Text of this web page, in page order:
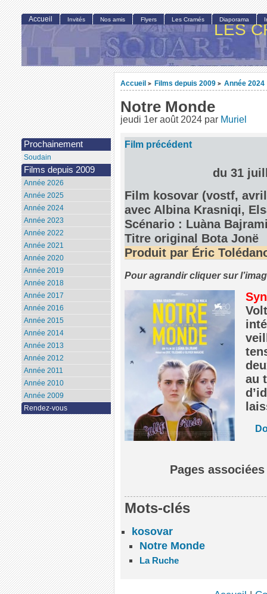
LES
Accueil > Films depuis 2009 > Année 2024
Notre Monde
jeudi 1er août 2024 par Muriel
Film précédent
du 31
Film kosovar (vostf,
avec Albina Krasniqi,
Scénario : Luàna
Titre original Bota Jonë
Produit par Éric
Pour agrandir cliquer sur
au
Pages
Mots-clés
kosovar
Notre Monde
La Ruche
Accueil Invités Nos amis Flyers Les Cramés Diaporama
Prochainement
Soudain
Films depuis 2009
Année 2026
Année 2025
Année 2024
Année 2023
Année 2022
Année 2021
Année 2020
Année 2019
Année 2018
Année 2017
Année 2016
Année 2015
Année 2014
Année 2013
Année 2012
Année 2011
Année 2010
Année 2009
Rendez-vous